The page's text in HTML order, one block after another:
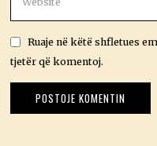
Ruaje në këtë shfletues
tjetër që komentoj.